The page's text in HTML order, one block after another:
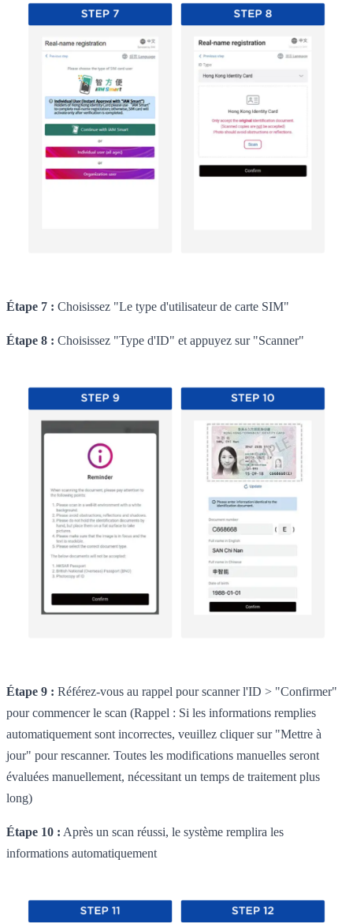
Étape 7 : Choisissez "Le type d'utilisateur de carte SIM"
Étape 8 : Choisissez "Type d'ID" et appuyez sur "Scanner"
Étape 9 : Référez-vous au rappel pour scanner l'ID > "Confirmer"
pour commencer le scan (Rappel : Si les informations remplies
automatiquement sont incorrectes, veuillez cliquer sur "Mettre à
jour" pour rescanner. Toutes les modifications manuelles seront
évaluées manuellement, nécessitant un temps de traitement plus
long)
Étape 10 : Après un scan réussi, le système remplira les
informations automatiquement